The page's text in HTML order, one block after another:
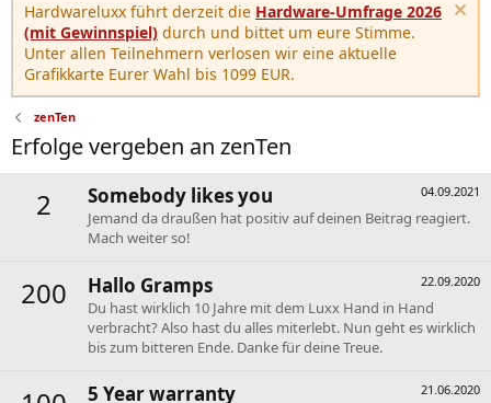
Hardwareluxx führt derzeit die Hardware-Umfrage 2026
(mit Gewinnspiel) durch und bittet um eure Stimme.
Unter allen Teilnehmern verlosen wir eine aktuelle
Grafikkarte Eurer Wahl bis 1099 EUR.
zenTen
Erfolge vergeben an zenTen
2 04.09.2021
Somebody likes you
Jemand da draußen hat positiv auf deinen Beitrag reagiert.
Mach weiter so!
200 22.09.2020
Hallo Gramps
Du hast wirklich 10 Jahre mit dem Luxx Hand in Hand
verbracht? Also hast du alles miterlebt. Nun geht es wirklich
bis zum bitteren Ende. Danke für deine Treue.
21.06.2020
5 Year warranty